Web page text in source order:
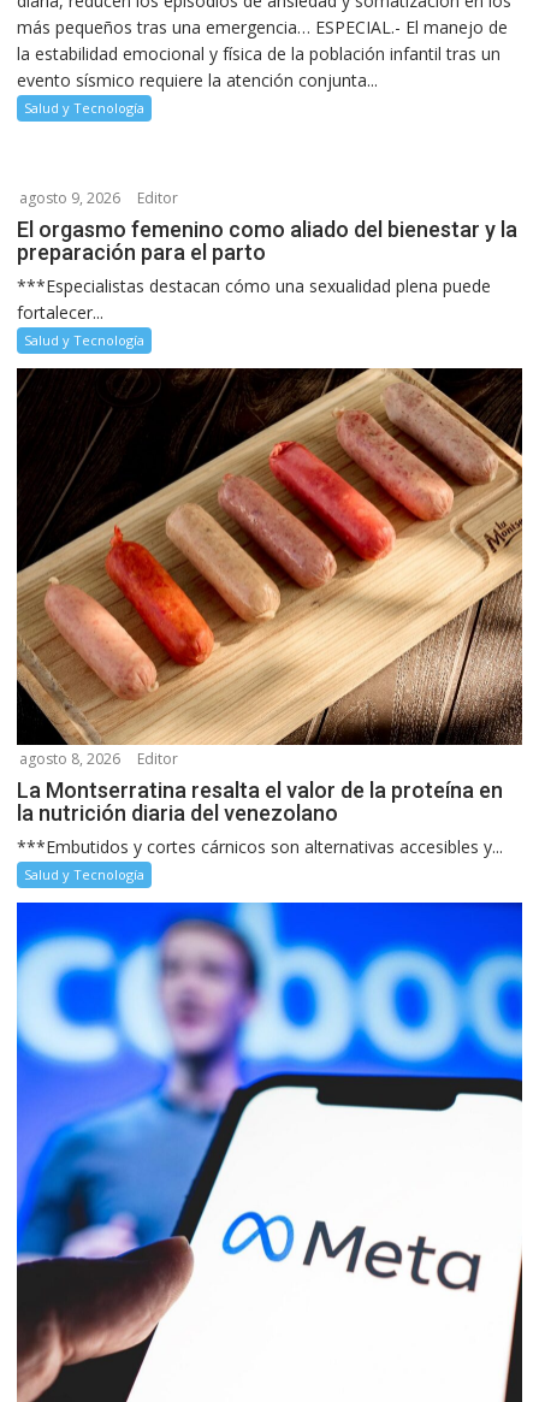
más pequeños tras una emergencia… ESPECIAL.- El manejo de
la estabilidad emocional y física de la población infantil tras un
evento sísmico requiere la atención conjunta...
Salud y Tecnología
agosto 9, 2026 Editor
El orgasmo femenino como aliado del bienestar y la
preparación para el parto
***Especialistas destacan cómo una sexualidad plena puede
fortalecer...
Salud y Tecnología
agosto 8, 2026 Editor
La Montserratina resalta el valor de la proteína en
la nutrición diaria del venezolano
***Embutidos y cortes cárnicos son alternativas accesibles y...
Salud y Tecnología